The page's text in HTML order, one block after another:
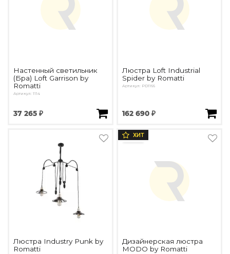
Настенный светильник
(Бра) Loft Garrison by
Romatti
Артикул: 1114
37 265 ₽
Люстра Loft Industrial
Spider by Romatti
Артикул: PD1166
162 690 ₽
Люстра Industry Punk by
Romatti
ХИТ
Дизайнерская люстра
MODO by Romatti